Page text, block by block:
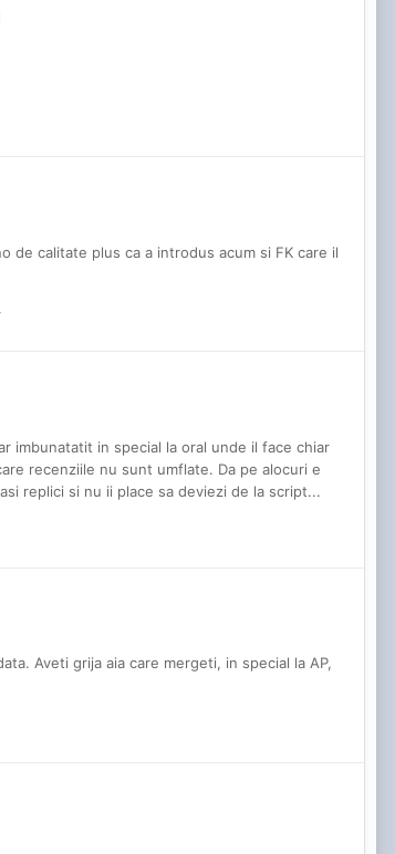
de calitate plus ca a introdus acum si FK care il
imbunatatit in special la oral unde il face chiar
recenziile nu sunt umflate. Da pe alocuri e
replici si nu ii place sa deviezi de la script...
Aveti grija aia care mergeti, in special la AP,